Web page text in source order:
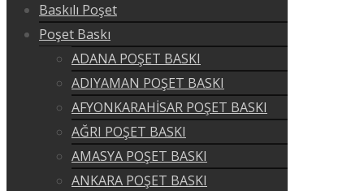
Baskılı Poşet
Poşet Baskı
ADANA POŞET BASKI
ADIYAMAN POŞET BASKI
AFYONKARAHİSAR POŞET BASKI
AĞRI POŞET BASKI
AMASYA POŞET BASKI
ANKARA POŞET BASKI